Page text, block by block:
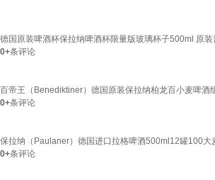
德国原装啤酒杯保拉纳啤酒杯限量版玻璃杯子500ml 原
0+条评论
百帝王（Benediktiner）德国原装保拉纳柏龙百小麦啤酒
0+条评论
保拉纳（Paulaner）德国进口拉格啤酒500ml12罐100大
0+条评论